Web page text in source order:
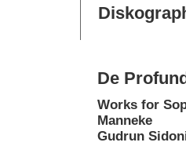
De
Works for
Manneke
Gudrun